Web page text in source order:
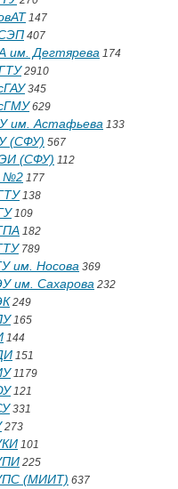
147
407
им. Дегтярева 174
2910
345
629
им. Астафьева 133
(СФУ) 567
(СФУ) 112
№2 177
138
109
182
789
им. Носова 369
им. Сахарова 232
249
165
144
151
1179
121
331
273
101
225
(МИИТ) 637